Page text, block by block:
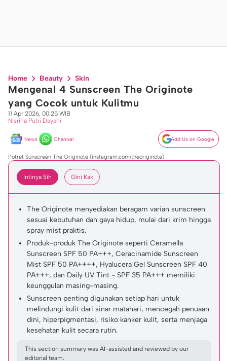
Home Beauty Skin
Mengenal 4 Sunscreen The Originote
yang Cocok untuk Kulitmu
11 Apr 2026, 00:25 WIB
Nisrina Putri Dayani
News Channel Add Us on Google
Potret Sunscreen The Originote (instagram.com/theoriginote)
Intinya Sih Gini Kak
The Originote menyediakan beragam varian sunscreen
sesuai kebutuhan dan gaya hidup, mulai dari krim hingga
spray mist praktis.
Produk-produk The Originote seperti Ceramella
Sunscreen SPF 50 PA+++, Ceracinamide Sunscreen
Mist SPF 50 PA++++, Hyalucera Gel Sunscreen SPF 40
PA+++, dan Daily UV Tint - SPF 35 PA+++ memiliki
keunggulan masing-masing.
Sunscreen penting digunakan setiap hari untuk
melindungi kulit dari sinar matahari, mencegah penuaan
dini, hiperpigmentasi, risiko kanker kulit, serta menjaga
kesehatan kulit secara rutin.
This section summary was AI-assisted and reviewed by our
editorial team.